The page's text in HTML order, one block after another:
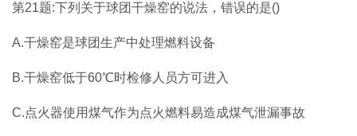
第21题:下列关于球团干燥窑的说法，错误的是()
A.干燥窑是球团生产中处理燃料设备
B.干燥窑低于60℃时检修人员方可进入
C.点火器使用煤气作为点火燃料易造成煤气泄漏事故